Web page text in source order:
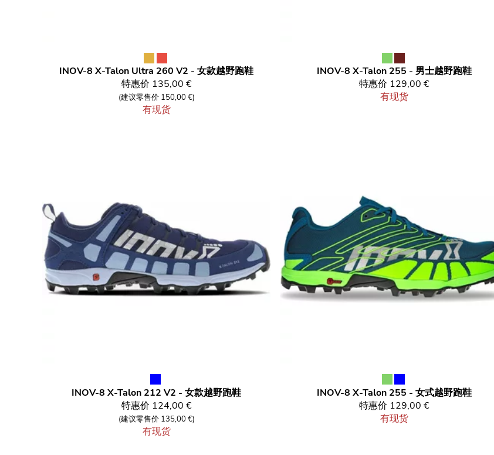
INOV-8 X-Talon Ultra 260 V2 - 女款越野跑鞋
特惠价 135,00 €
(建议零售价 150,00 €)
有现货
INOV-8 X-Talon 255 - 男士越野跑鞋
特惠价 129,00 €
有现货
INOV-8 X-Talon 212 V2 - 女款越野跑鞋
特惠价 124,00 €
(建议零售价 135,00 €)
有现货
INOV-8 X-Talon 255 - 女式越野跑鞋
特惠价 129,00 €
有现货